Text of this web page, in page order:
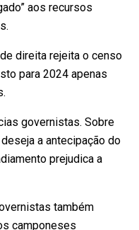
aos recursos
direita rejeita o censo
para 2024 apenas
governistas. Sobre
a antecipação do
prejudica a
também
camponeses